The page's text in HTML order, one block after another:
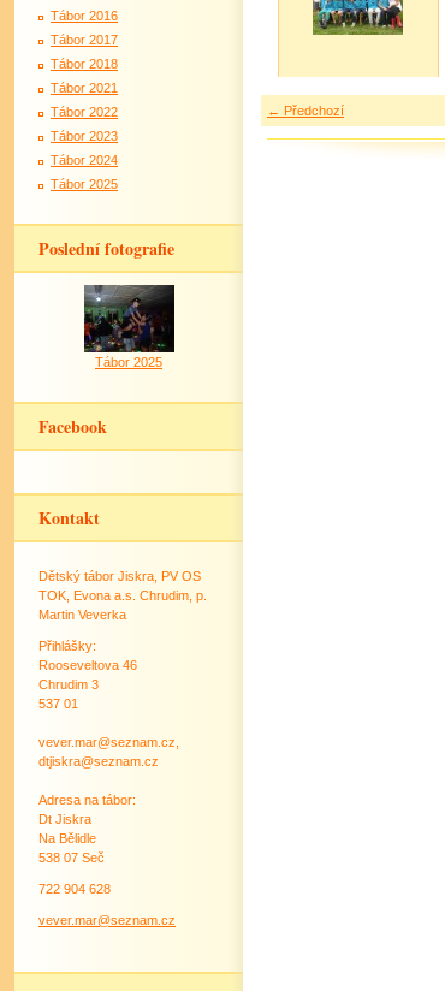
← Předchozí
Tábor 2016
Tábor 2017
Tábor 2018
Tábor 2021
Tábor 2022
Tábor 2023
Tábor 2024
Tábor 2025
Poslední fotografie
Tábor 2025
Facebook
Kontakt
Dětský tábor Jiskra, PV OS
TOK, Evona a.s. Chrudim, p.
Martin Veverka
Přihlášky:
Rooseveltova 46
Chrudim 3
537 01
vever.mar@seznam.cz,
dtjiskra@seznam.cz
Adresa na tábor:
Dt Jiskra
Na Bělidle
538 07 Seč
722 904 628
vever.mar@seznam.cz